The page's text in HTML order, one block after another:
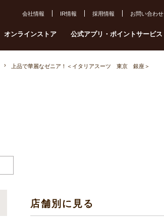
オンラインストア 公式アプリ・ポイントサービス
会社情報 IR情報 採用情報 お問い合わせ
上品で華麗なゼニア！＜イタリアスーツ 東京 銀座＞
店舗別に見る